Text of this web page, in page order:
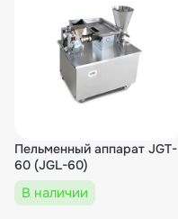
Пельменный аппарат JGT-
60 (JGL-60)
В наличии